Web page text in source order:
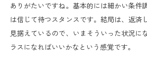
ありがたいですね。基本的には細かい条件
は信じて待つスタンスです。結局は、返済
見据えているので、いまそういった状況に
ラスになればいいかなという感覚です。